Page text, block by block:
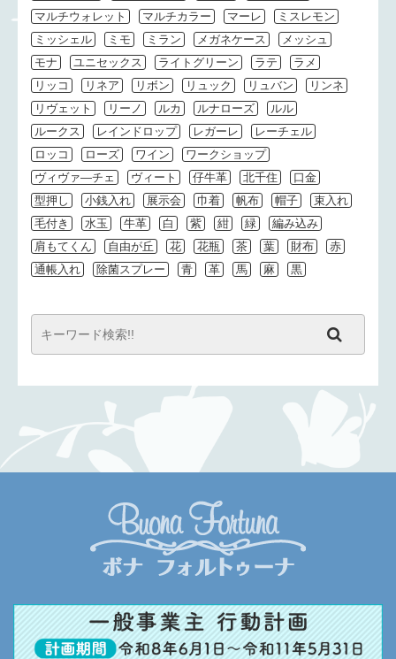
マルチウォレット
マルチカラー マーレ
ミスレモン
ミッシェル
ミモ ミラン メガネケース
メッシュ
モナ
ユニセックス ライトグリーン ラテ
ラメ
リッコ
リネア リボン リュック リュバン
リンネ
リヴェット
リーノ ルカ ルナローズ
ルル
ルークス
レインドロップ レガーレ
レーチェル
ロッコ
ローズ ワイン
ワークショップ
ヴィヴァ―チェ
ヴィート 仔牛革 北千住
口金
型押し
小銭入れ 展示会 巾着 帆布 帽子
束入れ
毛付き
水玉 牛革 白 紫 紺 緑
編み込み
肩もてくん
自由が丘 花 花瓶 茶 葉 財布
赤
通帳入れ
除菌スプレー 青 革 馬 麻 黒